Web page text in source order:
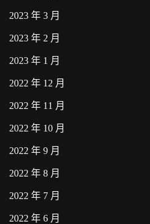
2023 年 3 月
2023 年 2 月
2023 年 1 月
2022 年 12 月
2022 年 11 月
2022 年 10 月
2022 年 9 月
2022 年 8 月
2022 年 7 月
2022 年 6 月